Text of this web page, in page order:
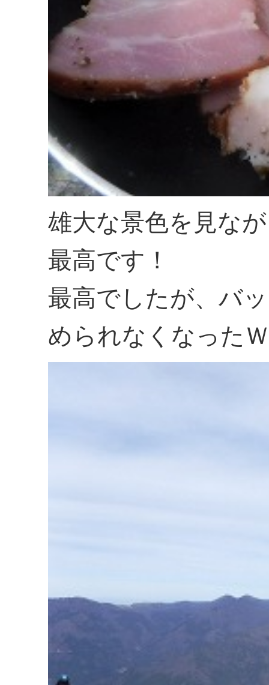
雄大な景色を見な
最高です！
最高でしたが、バ
められなくなった